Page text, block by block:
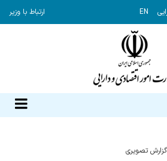
EN ارتباط با وزیر
گزارش‌ تصویری